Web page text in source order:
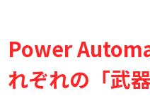
Power
れぞれの「武